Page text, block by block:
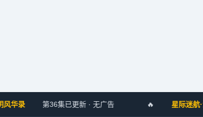
录 第36集已更新 · 无广告 星际迷航·深空